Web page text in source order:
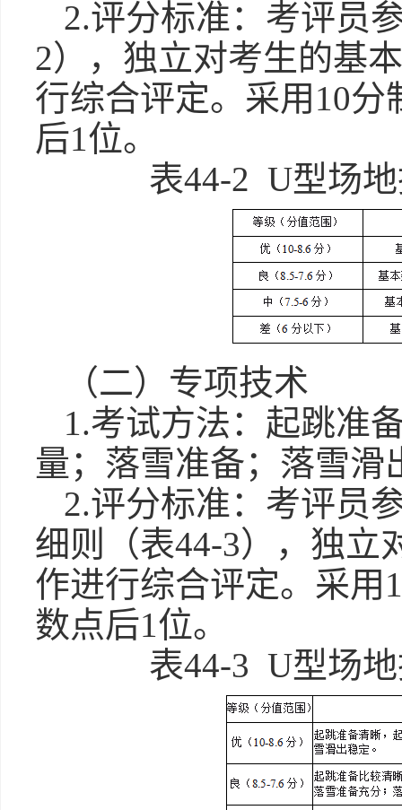
2.评分标准：考评员
2），独立对考生的基
行综合评定。采用10
后1位。
表44-2 U型场
（二）专项技术
1.考试方法：起跳准
量；落雪准备；落雪滑
2.评分标准：考评员
细则（表44-3），独立
作进行综合评定。采用
数点后1位。
表44-3 U型场